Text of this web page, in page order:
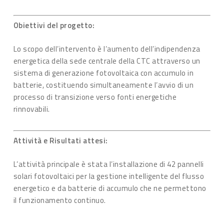
Obiettivi del progetto:
Lo scopo dell’intervento è l’aumento dell’indipendenza
energetica della sede centrale della CTC attraverso un
sistema di generazione fotovoltaica con accumulo in
batterie, costituendo simultaneamente l’avvio di un
processo di transizione verso fonti energetiche
rinnovabili.
Attività e Risultati attesi:
L’attività principale è stata l’installazione di 42 pannelli
solari fotovoltaici per la gestione intelligente del flusso
energetico e da batterie di accumulo che ne permettono
il funzionamento continuo.